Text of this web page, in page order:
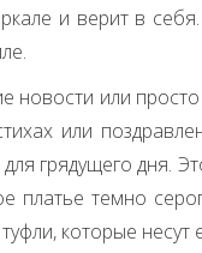
и верит в
новости или
или
грядущего дня.
платье темно
которые несут